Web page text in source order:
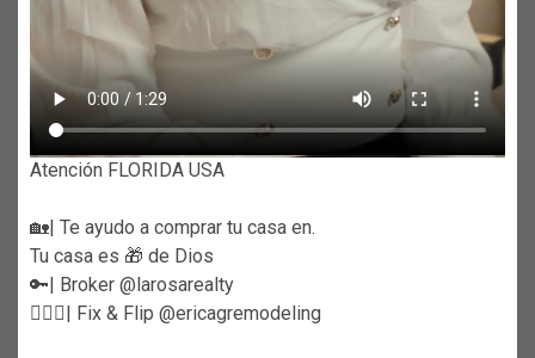
Atención FLORIDA USA
🏡| Te ayudo a comprar tu casa en.
Tu casa es 🎁 de Dios
🔑| Broker @larosarealty
👷🏼‍♀️| Fix & Flip @ericagremodeling